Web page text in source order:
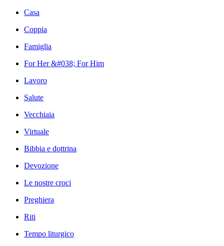
Casa
Coppia
Famiglia
For Her &#038; For Him
Lavoro
Salute
Vecchiaia
Virtuale
Bibbia e dottrina
Devozione
Le nostre croci
Preghiera
Riti
Tempo liturgico